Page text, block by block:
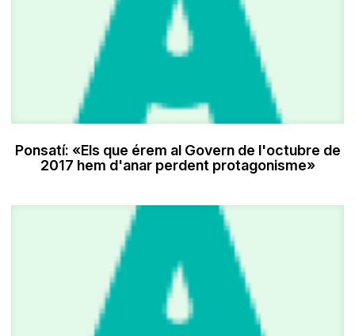
Ponsatí: «Els que érem al Govern de l'octubre de
2017 hem d'anar perdent protagonisme»